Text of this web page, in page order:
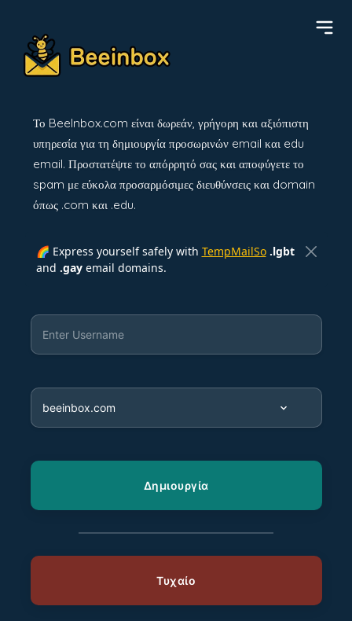
Το BeeInbox.com είναι δωρεάν, γρήγορη και αξιόπιστη
υπηρεσία για τη δημιουργία προσωρινών email και edu
email. Προστατέψτε το απόρρητό σας και αποφύγετε το
spam με εύκολα προσαρμόσιμες διευθύνσεις και domain
όπως .com και .edu.
🌈 Express yourself safely with TempMailSo .lgbt
and .gayemail domains.